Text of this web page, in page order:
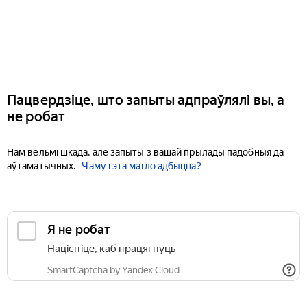
Пацвердзіце, што запыты адпраўлялі вы, а
не робат
Нам вельмі шкада, але запыты з вашай прылады падобныя да
аўтаматычных.
Чаму гэта магло адбыцца?
Я не робат
Націсніце, каб працягнуць
SmartCaptcha by Yandex Cloud